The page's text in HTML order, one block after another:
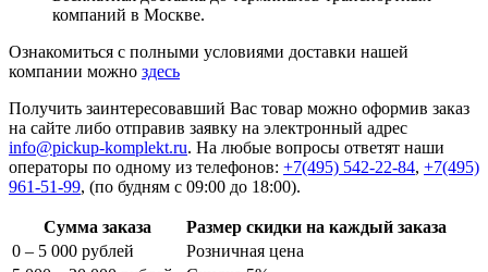
компаний в Москве.
Ознакомиться с полными условиями доставки нашей
компании можно здесь
Получить заинтересовавший Вас товар можно оформив заказ
на сайте либо отправив заявку на электронный адрес
info@pickup-komplekt.ru. На любые вопросы ответят наши
операторы по одному из телефонов: +7(495) 542-22-84, +7(495)
961-51-99, (по будням с 09:00 до 18:00).
Сумма заказа
Размер скидки на каждый заказа
0 – 5 000 рублей
Розничная цена